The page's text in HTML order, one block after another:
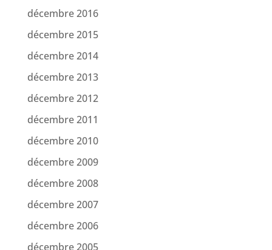
décembre 2016
décembre 2015
décembre 2014
décembre 2013
décembre 2012
décembre 2011
décembre 2010
décembre 2009
décembre 2008
décembre 2007
décembre 2006
décembre 2005